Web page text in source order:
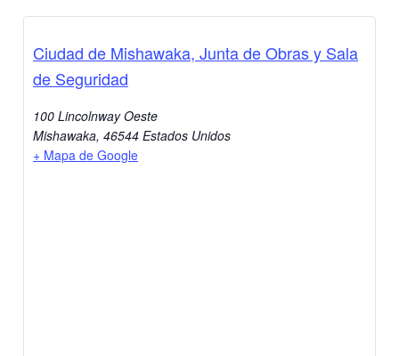
Ciudad de Mishawaka, Junta de Obras y Sala
de Seguridad
100 Lincolnway Oeste
Mishawaka, 46544 Estados Unidos
+ Mapa de Google